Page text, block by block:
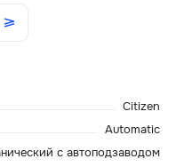
Citizen
Automatic
с автоподзаводом